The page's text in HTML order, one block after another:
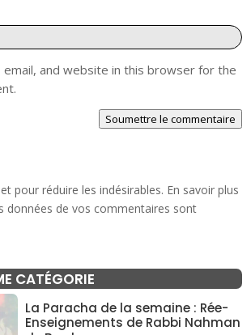
email, and website in this browser for the
Soumettre le commentaire
pour réduire les indésirables. En savoir plus
données de vos commentaires sont
CATÉGORIE
La Paracha de la semaine : Rée-
Enseignements de Rabbi Nahman